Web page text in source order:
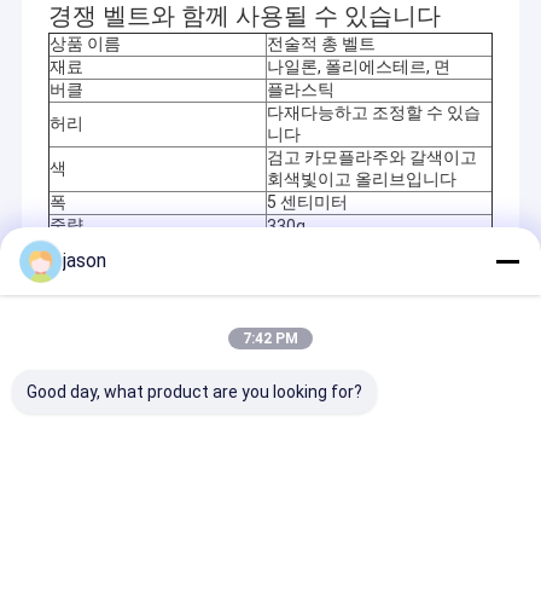
경쟁 벨트와 함께 사용될 수 있습니다
상품 이름
전술적 총 벨트
재료
나일론, 폴리에스테르, 면
버클
플라스틱
허리
다재다능하고 조정할 수 있습
니다
색
검고 카모플라주와 갈색이고
회색빛이고 올리브입니다
폭
5 센티미터
중량
330g
Recommended Products
jason
7:42 PM
Good day, what product are you looking for?